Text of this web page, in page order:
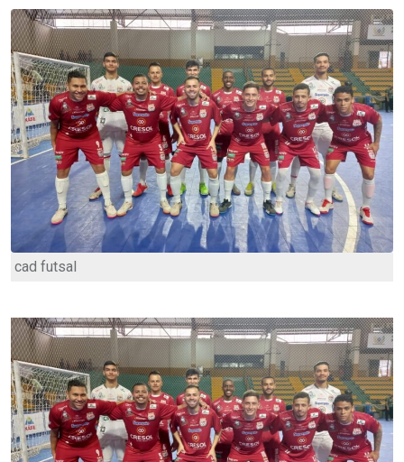
cad futsal